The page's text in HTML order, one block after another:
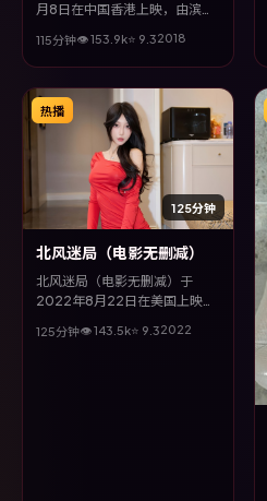
月8日在中国香港上映，由滨口
樱、张子枫等主演。全片以科幻
类型为主线，改编自真实事件与
社会议题，兼具娱乐性与思考空
间。
115分钟👁153.9k⭐ 9.32018
125分钟
热播
北风迷局（电影无删减）
北风迷局（电影无删减）于
2022年8月22日在美国上映，
渤、孔刘、廖凡等主演。全片以
125分钟👁143.5k⭐ 9.32022